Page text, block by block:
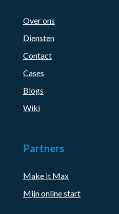
Over ons
Diensten
Contact
Cases
Blogs
Wiki
Partners
Make it Max
Mijn online start